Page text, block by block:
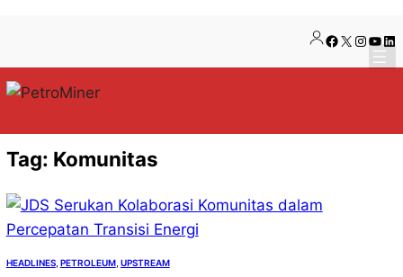
Facebook
X
Tag: Komunitas
HEADLINES, PETROLEUM, UPSTREAM